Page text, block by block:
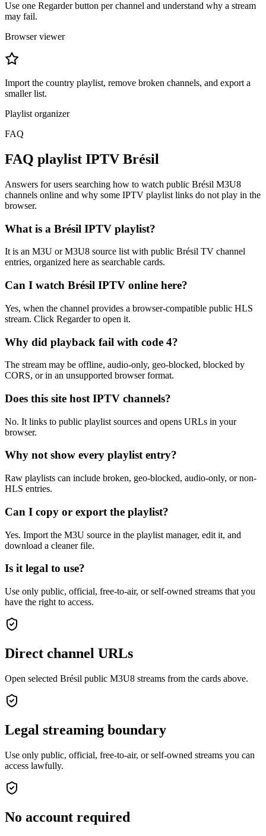
Use one Regarder button per channel and understand why a stream
may fail.
Browser viewer
Import the country playlist, remove broken channels, and export a
smaller list.
Playlist organizer
FAQ
FAQ playlist IPTV Brésil
Answers for users searching how to watch public Brésil M3U8
channels online and why some IPTV playlist links do not play in the
browser.
What is a Brésil IPTV playlist?
It is an M3U or M3U8 source list with public Brésil TV channel
entries, organized here as searchable cards.
Can I watch Brésil IPTV online here?
Yes, when the channel provides a browser-compatible public HLS
stream. Click Regarder to open it.
Why did playback fail with code 4?
The stream may be offline, audio-only, geo-blocked, blocked by
CORS, or in an unsupported browser format.
Does this site host IPTV channels?
No. It links to public playlist sources and opens URLs in your
browser.
Why not show every playlist entry?
Raw playlists can include broken, geo-blocked, audio-only, or non-
HLS entries.
Can I copy or export the playlist?
Yes. Import the M3U source in the playlist manager, edit it, and
download a cleaner file.
Is it legal to use?
Use only public, official, free-to-air, or self-owned streams that you
have the right to access.
Direct channel URLs
Open selected Brésil public M3U8 streams from the cards above.
Legal streaming boundary
Use only public, official, free-to-air, or self-owned streams you can
access lawfully.
No account required